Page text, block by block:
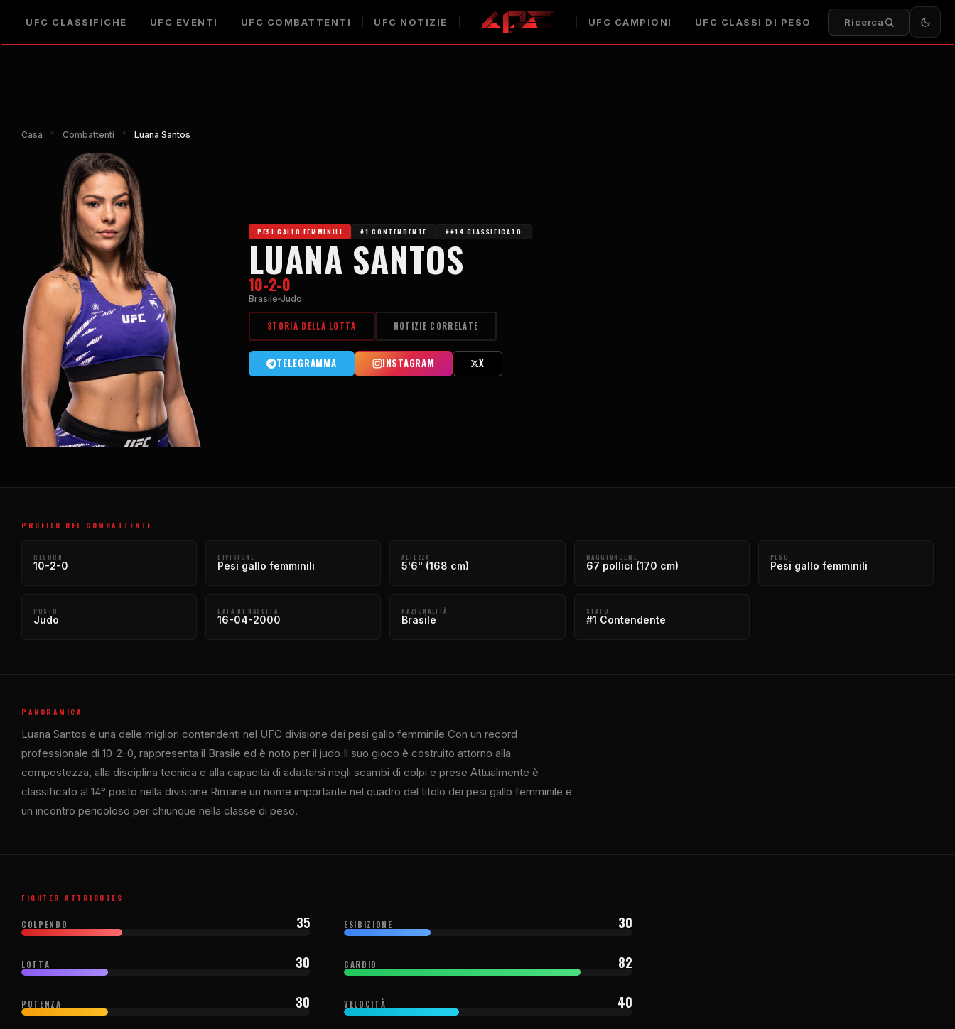
UFC CLASSIFICHE UFC EVENTI UFC COMBATTENTI UFC NOTIZIE UFC CAMPIONI UFC CLASSI DI PESO Ricerca
Casa ^ Combattenti ^ Luana Santos
PESI GALLO FEMMINILI #1 CONTENDENTE ##14 CLASSIFICATO
LUANA SANTOS
10-2-0
Brasile Judo
STORIA DELLA LOTTA NOTIZIE CORRELATE
TELEGRAMMA INSTAGRAM X
PROFILO DEL COMBATTENTE
RECORD
10-2-0
DIVISIONE
Pesi gallo femminili
ALTEZZA
5'6" (168 cm)
RAGGIUNGERE
67 pollici (170 cm)
PESO
Pesi gallo femminili
POSTO
Judo
DATA DI NASCITA
16-04-2000
NAZIONALITÀ
Brasile
STATO
#1 Contendente
PANORAMICA
Luana Santos è una delle migliori contendenti nel UFC divisione dei pesi gallo femminile Con un record
professionale di 10-2-0, rappresenta il Brasile ed è noto per il judo Il suo gioco è costruito attorno alla
compostezza, alla disciplina tecnica e alla capacità di adattarsi negli scambi di colpi e prese Attualmente è
classificato al 14° posto nella divisione Rimane un nome importante nel quadro del titolo dei pesi gallo femminile e
un incontro pericoloso per chiunque nella classe di peso.
FIGHTER ATTRIBUTES
COLPENDO 35 ESIBIZIONE 30
LOTTA 30 CARDIO 82
POTENZA 30 VELOCITÀ 40